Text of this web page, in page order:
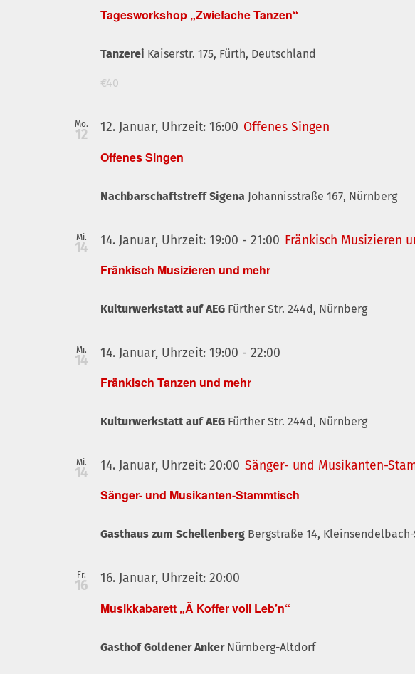
Tagesworkshop „Zwiefache Tanzen“
Tanzerei Kaiserstr. 175, Fürth, Deutschland
€40
Mo.
12
Offenes Singen
12. Januar, Uhrzeit: 16:00 Offenes Singen
Nachbarschaftstreff Sigena Johannisstraße 167, Nürnberg
Mi.
14
Fränkisch Musizieren und mehr
14. Januar, Uhrzeit: 19:00 - 21:00 Fränkisch Musizieren
Kulturwerkstatt auf AEG Fürther Str. 244d, Nürnberg
Mi.
14
Fränkisch Tanzen und mehr
14. Januar, Uhrzeit: 19:00 - 22:00
mehr
Kulturwerkstatt auf AEG Fürther Str. 244d, Nürnberg
Mi.
14
Sänger- und Musikanten-Stammtisch
14. Januar, Uhrzeit: 20:00 Sänger- und Musikanten-
Gasthaus zum Schellenberg Bergstraße 14,
Fr.
16
Musikkabarett „Ä Koffer voll Leb’n“
16. Januar, Uhrzeit: 20:00
Gasthof Goldener Anker Nürnberg-Altdorf